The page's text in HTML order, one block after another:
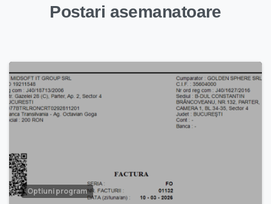
Postari asemanatoare
Optiuni program